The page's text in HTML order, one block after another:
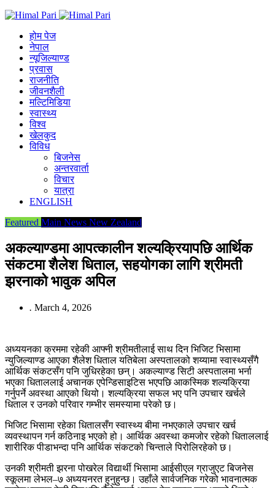
होम पेज
नेपाल
न्यूजिल्याण्ड
प्रवास
राजनीति
जीवनशैली
मल्टिमिडिया
स्वास्थ्य
विश्व
खेलकुद
विविध
बिजनेस
अन्तरवार्ता
विचार
यात्रा
ENGLISH
Featured Main News New Zealand
अकल्याण्डमा आपत्कालीन शल्यक्रियापछि आर्थिक
संकटमा शैलेश धिताल, सहयोगका लागि श्रीमती
झरनाको भावुक अपिल
. March 4, 2026
अध्ययनका क्रममा रहेकी आफ्नी श्रीमतीलाई साथ दिन भिजिट भिसामा
न्युजिल्याण्ड आएका शैलेश धिताल यतिबेला अस्पतालको शय्यामा स्वास्थ्यसँगै
आर्थिक संकटसँग पनि जुधिरहेका छन्। अकल्याण्ड सिटी अस्पतालमा भर्ना
भएका धिताललाई अचानक एपेन्डिसाइटिस भएपछि आकस्मिक शल्यक्रिया
गर्नुपर्ने अवस्था आएको थियो। शल्यक्रिया सफल भए पनि उपचार खर्चले
धिताल र उनको परिवार गम्भीर समस्यामा परेको छ।
भिजिट भिसामा रहेका धितालसँग स्वास्थ्य बीमा नभएकाले उपचार खर्च
व्यवस्थापन गर्न कठिनाइ भएको हो। आर्थिक अवस्था कमजोर रहेको धिताललाई
शारीरिक पीडाभन्दा पनि आर्थिक संकटको चिन्ताले पिरोलिरहेको छ।
उनकी श्रीमती झरना पोखरेल विद्यार्थी भिसामा आईसीएल ग्राजुएट बिजनेस
स्कूलमा लेभल–७ अध्ययनरत हुनुहुन्छ। उहाँले सार्वजनिक गरेको भावनात्मक